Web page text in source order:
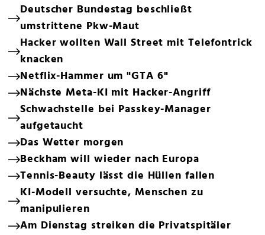
Deutscher Bundestag beschließt
umstrittene Pkw-Maut
Hacker wollten Wall Street mit Telefontrick
knacken
Netflix-Hammer um "GTA 6"
Nächste Meta-KI mit Hacker-Angriff
Schwachstelle bei Passkey-Manager
aufgetaucht
Das Wetter morgen
Beckham will wieder nach Europa
Tennis-Beauty lässt die Hüllen fallen
KI-Modell versuchte, Menschen zu
manipulieren
Am Dienstag streiken die Privatspitäler